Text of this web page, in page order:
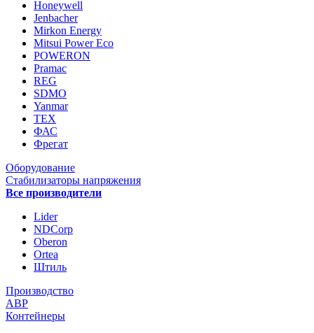
Honeywell
Jenbacher
Mirkon Energy
Mitsui Power Eco
POWERON
Pramac
REG
SDMO
Yanmar
ТЕХ
ФАС
Фрегат
Оборудование
Стабилизаторы напряжения
Все производители
Lider
NDCorp
Oberon
Ortea
Штиль
Производство
АВР
Контейнеры